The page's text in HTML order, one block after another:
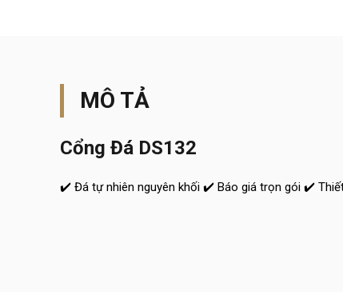
MÔ TẢ
Cổng Đá DS132
✔️ Đá tự nhiên nguyên khối ✔️ Báo giá trọn gói ✔️